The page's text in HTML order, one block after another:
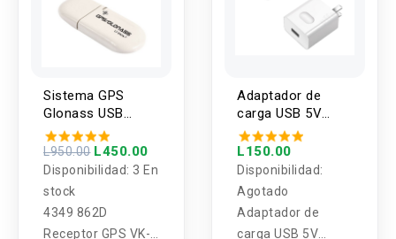
Sistema GPS
Glonass USB
VK172
L950.00 L450.00
Disponibilidad: 3 En
stock
4349 862D
Receptor GPS VK-
Adaptador de
carga USB 5V
22.5W /66W
L150.00
Disponibilidad:
Agotado
Adaptador de
carga USB 5V